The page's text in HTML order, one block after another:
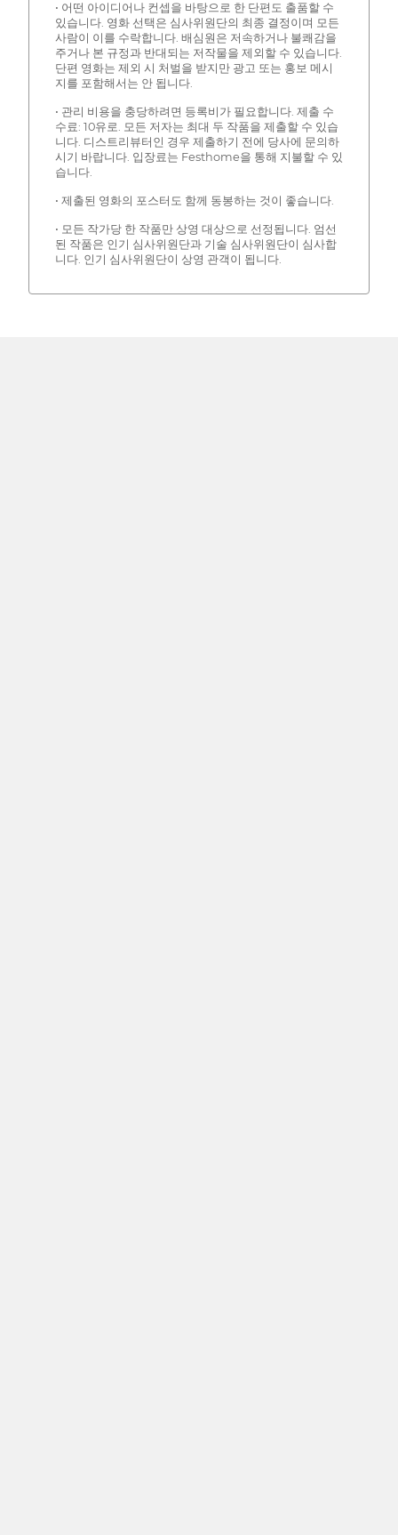
• 어떤 아이디어나 컨셉을 바탕으로 한 단편도 출품할 수
있습니다. 영화 선택은 심사위원단의 최종 결정이며 모든
사람이 이를 수락합니다. 배심원은 저속하거나 불쾌감을
주거나 본 규정과 반대되는 저작물을 제외할 수 있습니다.
단편 영화는 제외 시 처벌을 받지만 광고 또는 홍보 메시
지를 포함해서는 안 됩니다.
• 관리 비용을 충당하려면 등록비가 필요합니다. 제출 수
수료: 10유로. 모든 저자는 최대 두 작품을 제출할 수 있습
니다. 디스트리뷰터인 경우 제출하기 전에 당사에 문의하
시기 바랍니다. 입장료는 Festhome을 통해 지불할 수 있
습니다.
• 제출된 영화의 포스터도 함께 동봉하는 것이 좋습니다.
• 모든 작가당 한 작품만 상영 대상으로 선정됩니다. 엄선
된 작품은 인기 심사위원단과 기술 심사위원단이 심사합
니다. 인기 심사위원단이 상영 관객이 됩니다.